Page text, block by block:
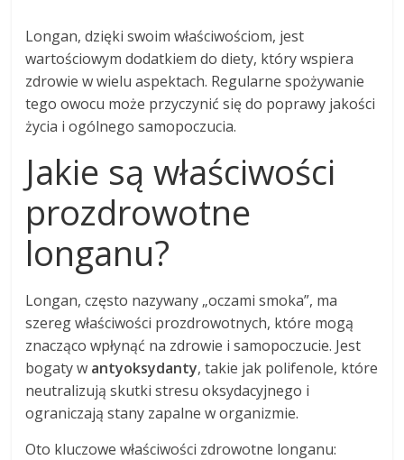
Longan, dzięki swoim właściwościom, jest
wartościowym dodatkiem do diety, który wspiera
zdrowie w wielu aspektach. Regularne spożywanie
tego owocu może przyczynić się do poprawy jakości
życia i ogólnego samopoczucia.
Jakie są właściwości
prozdrowotne
longanu?
Longan, często nazywany „oczami smoka”, ma
szereg właściwości prozdrowotnych, które mogą
znacząco wpłynąć na zdrowie i samopoczucie. Jest
bogaty w antyoksydanty, takie jak polifenole, które
neutralizują skutki stresu oksydacyjnego i
ograniczają stany zapalne w organizmie.
Oto kluczowe właściwości zdrowotne longanu: